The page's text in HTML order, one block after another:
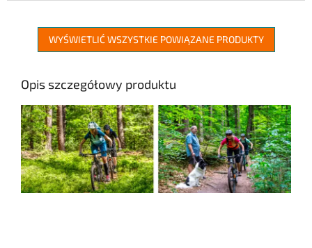
WYŚWIETLIĆ WSZYSTKIE POWIĄZANE PRODUKTY
Opis szczegółowy produktu